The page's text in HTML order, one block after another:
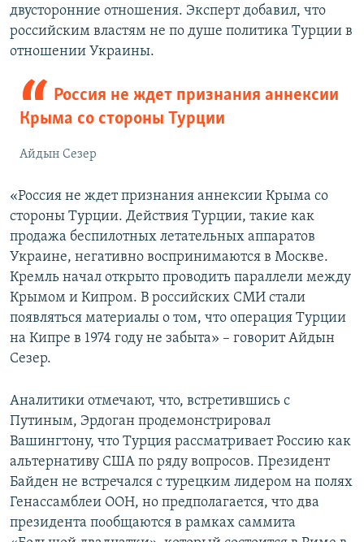
двусторонние отношения. Эксперт добавил, что
российским властям не по душе политика Турции в
отношении Украины.
Россия не ждет признания аннексии
Крыма со стороны Турции
Айдын Сезер
«Россия не ждет признания аннексии Крыма со
стороны Турции. Действия Турции, такие как
продажа беспилотных летательных аппаратов
Украине, негативно воспринимаются в Москве.
Кремль начал открыто проводить параллели между
Крымом и Кипром. В российских СМИ стали
появляться материалы о том, что операция Турции
на Кипре в 1974 году не забыта» – говорит Айдын
Сезер.
Аналитики отмечают, что, встретившись с
Путиным, Эрдоган продемонстрировал
Вашингтону, что Турция рассматривает Россию как
альтернативу США по ряду вопросов. Президент
Байден не встречался с турецким лидером на полях
Генассамблеи ООН, но предполагается, что два
президента пообщаются в рамках саммита